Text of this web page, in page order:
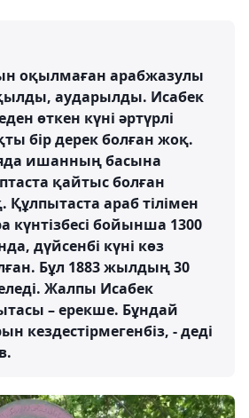
оқылмаған арабжазулы
аударылды. Исабек
өткен күні әртүрлі
бір дерек болған жоқ.
ишанның басына
қайтыс болған
араб тілімен
бойынша 1300
дүйсенбі күні көз
Бұл 1883 жылдың 30
Жалпы Исабек
– ерекше. Бұндай
кездестірмегенбіз, - деді